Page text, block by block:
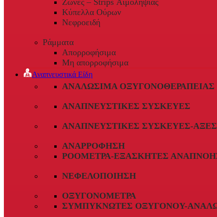
Ζώνες – Strips Αιμοληψίας
Κύπελλα Ούρων
Νεφροειδή
Ράμματα
Απορροφήσιμα
Μη απορροφήσιμα
Αναπνευστικά Είδη
ΑΝΑΛΏΣΙΜΑ ΟΞΥΓΟΝΟΘΕΡΑΠΕΊΑΣ
ΑΝΑΠΝΕΥΣΤΙΚΈΣ ΣΥΣΚΕΥΈΣ
ΑΝΑΠΝΕΥΣΤΙΚΈΣ ΣΥΣΚΕΥΈΣ-
ΑΝΑΡΡΌΦΗΣΗ
ΡΟΌΜΕΤΡΑ-ΕΞΑΣΚΗΤΈΣ
ΝΕΦΕΛΟΠΟΊΗΣΗ
ΟΞΥΓΟΝΌΜΕΤΡΑ
ΣΥΜΠΥΚΝΩΤΈΣ ΟΞΥΓΌΝΟΥ-